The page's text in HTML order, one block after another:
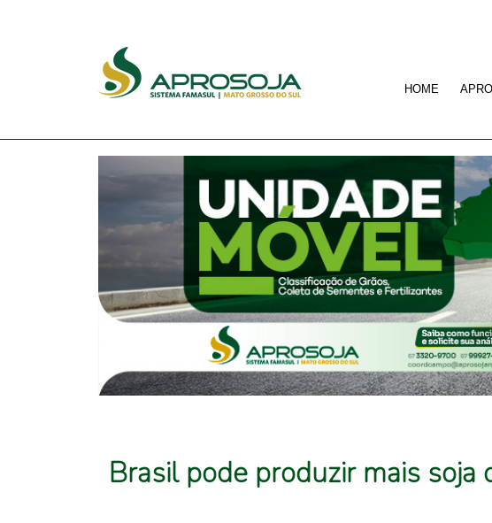
HOME
Brasil pode produzir mais